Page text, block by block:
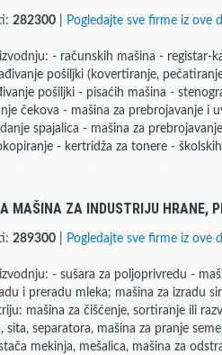
282300 Pogledajte sve firme iz ove
- računskih mašina - registar-
pošiljki (kovertiranje,
pošiljki - pisaćih mašina -
čekova - mašina za prebrojavanje i
spajalica - mašina za
- kertridža za tonere -
MAŠINA ZA INDUSTRIJU HRANE,
289300 Pogledajte sve firme iz ove
- sušara za poljoprivredu -
i preradu mleka; mašina za izradu
mašina za čišćenje, sortiranje ili
sita, separatora, mašina za pranje
mekinja, mešalica, mašina za